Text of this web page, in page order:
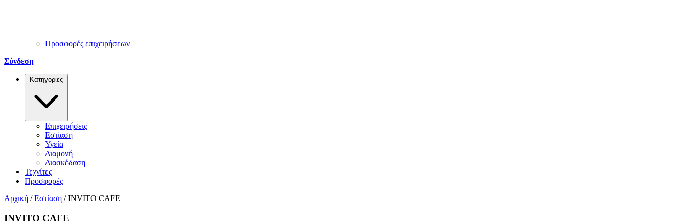
Προσφορές επιχειρήσεων
Σύνδεση
Κατηγορίες
Επιχειρήσεις
Εστίαση
Υγεία
Διαμονή
Διασκέδαση
Τεχνίτες
Προσφορές
Αρχική / Εστίαση / INVITO CAFE
INVITO CAFE